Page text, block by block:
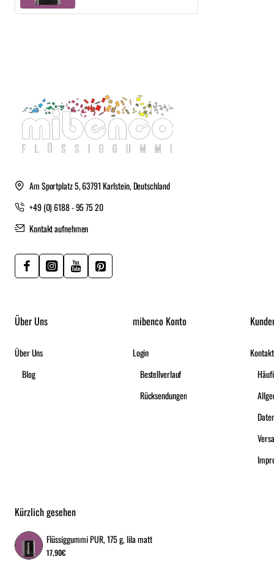
Am Sportplatz 5, 63791 Karlstein, Deutschland
+49 (0) 6188 - 95 75 20
Kontakt aufnehmen
Über Uns
Über Uns
Blog
mibenco Konto
Login
Bestellverlauf
Rücksendungen
Kontakt
Kürzlich gesehen
Flüssiggummi PUR, 175 g, lila matt
17,90€